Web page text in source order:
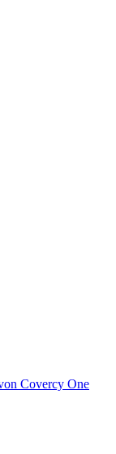
Covercy One